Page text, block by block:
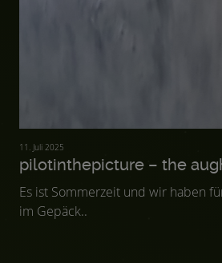
11. Juli 2025
pilotinthepicture – the
Es ist Sommerzeit und wir haben
im Gepäck..